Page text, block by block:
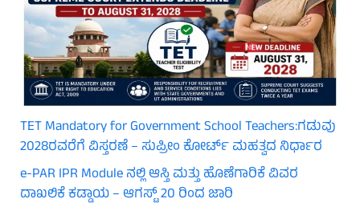
TET Mandatory for Government School Teachers:ಗಡುವು
2028ರವರೆಗೆ ವಿಸ್ತರಣೆ – ಸುಪ್ರೀಂ ಕೋರ್ಟ್ ಮಹತ್ವದ ನಿರ್ಧಾರ
e-PAR IPR Module ನಲ್ಲಿ ಆಸ್ತಿ ಮತ್ತು ಹೊಣೆಗಾರಿಕೆ ವಿವರ
ದಾಖಲಿಕೆ ಕಡ್ಡಾಯ – ಆಗಸ್ಟ್ 20 ರಿಂದ ಜಾರಿ